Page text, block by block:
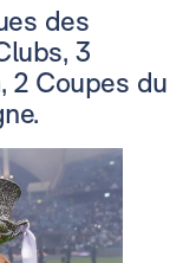
des
3
2 Coupes du